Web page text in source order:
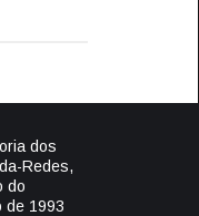
dos
Redes,
do
de 1993